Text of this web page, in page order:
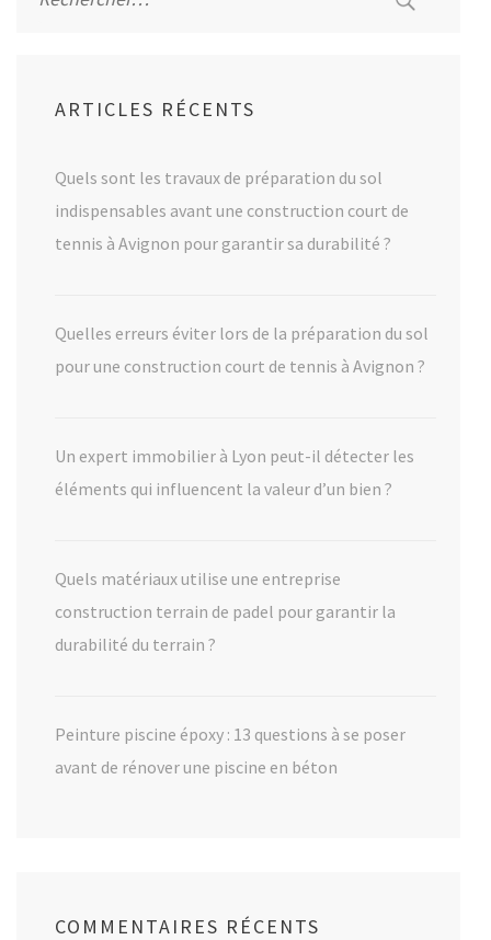
ARTICLES RÉCENTS
Quels sont les travaux de préparation du sol
indispensables avant une construction court de
tennis à Avignon pour garantir sa durabilité ?
Quelles erreurs éviter lors de la préparation du sol
pour une construction court de tennis à Avignon ?
Un expert immobilier à Lyon peut-il détecter les
éléments qui influencent la valeur d’un bien ?
Quels matériaux utilise une entreprise
construction terrain de padel pour garantir la
durabilité du terrain ?
Peinture piscine époxy : 13 questions à se poser
avant de rénover une piscine en béton
COMMENTAIRES RÉCENTS